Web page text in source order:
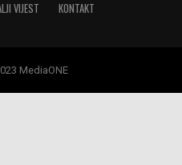
VIJEST KONTAKT
MediaONE